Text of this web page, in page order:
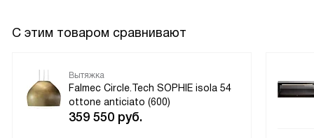
С этим товаром сравнивают
Вытяжка
Falmec Circle.Tech SOPHIE isola 54
ottone anticiato (600)
359 550 руб.